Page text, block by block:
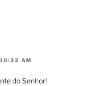
AM
do Senhor!